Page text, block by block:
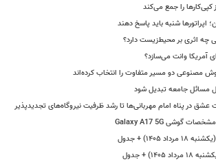
کپی‌کارها را جمع می‌کند
اپراتورها شنبه باید پاسخ دهند
چه اثری بر محیط‌زیست دارد؟
آمریکا وانت می‌سازد؟
مصنوعی دو مسیر متفاوت را انتخاب کرده‌اند
مسائل جامعه تبدیل شود
در پناه امام مهربانی‌ها تا رشد ظرفیت نیروگاه‌های تجدیدپذیر
+ جدول
+ جدول